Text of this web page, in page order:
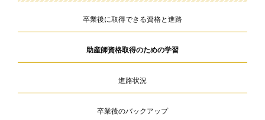
卒業後に取得できる資格と進路
助産師資格取得のための学習
進路状況
卒業後のバックアップ